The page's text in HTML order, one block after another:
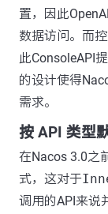
置，因此
数据访问。而
此ConsoleAPI
的设计使得
需求。
按 API 类型
在Nacos 3.0之
式，这对于
调用的API来说